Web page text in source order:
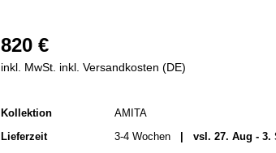
820 €
inkl. MwSt. inkl. Versandkosten (DE)
Kollektion
AMITA
Lieferzeit
3-4 Wochen | vsl. 27. Aug - 3.